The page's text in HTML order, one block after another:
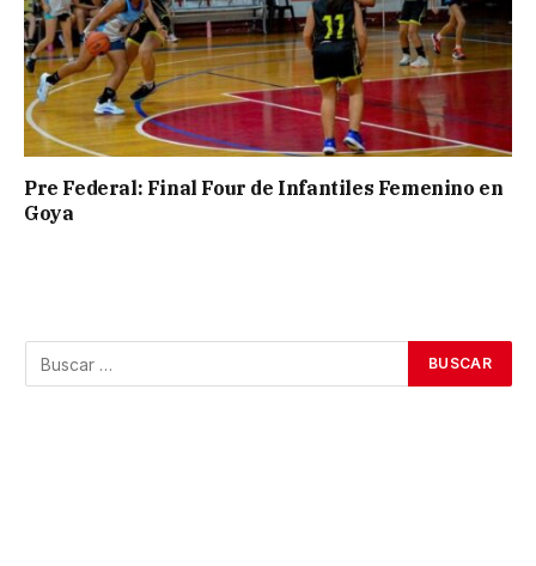
Pre Federal: Final Four de Infantiles Femenino en
Goya